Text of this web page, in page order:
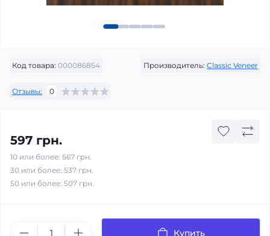
Код товара: 000086854 Производитель: Classic Veneer
Отзывы: 0
597 грн.
10 или более: 567 грн.
30 или более: 537 грн.
50 или более: 507 грн.
Купить